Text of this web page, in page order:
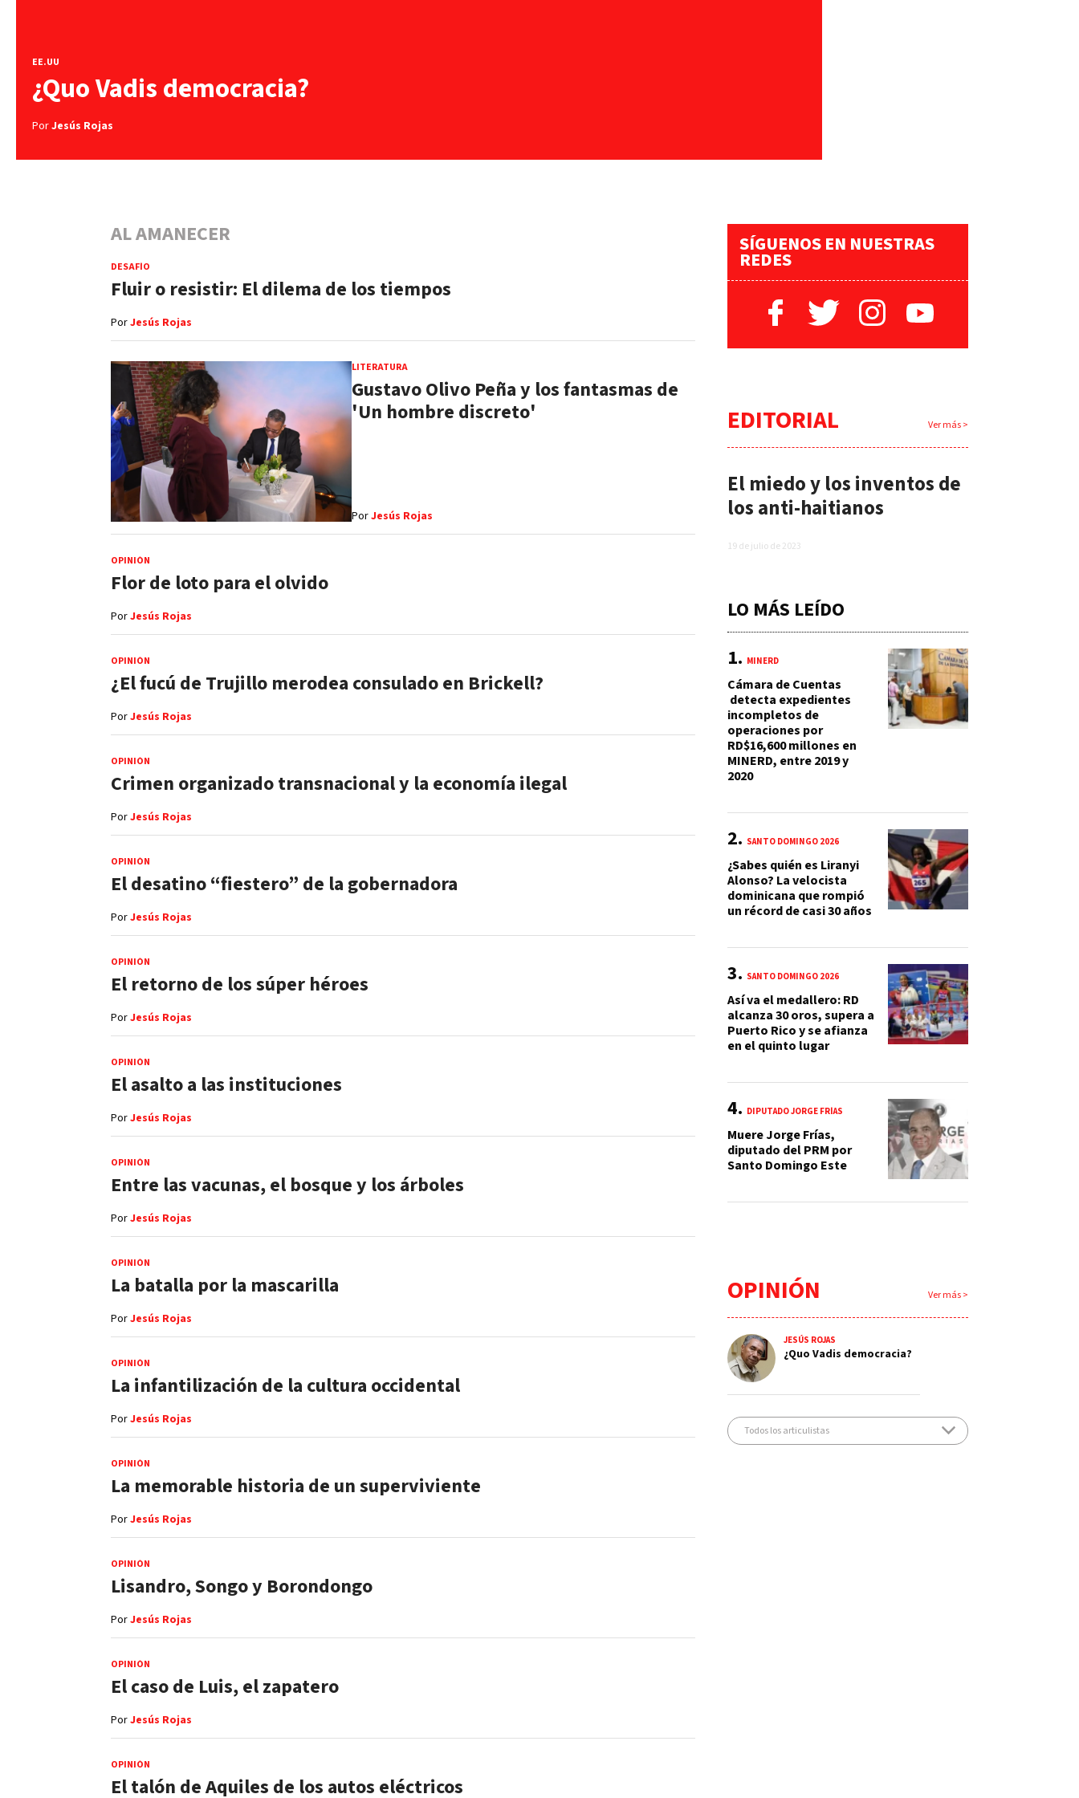
EE.UU
¿Quo Vadis democracia?
PorJesús Rojas
AL AMANECER
DESAFÍO
Fluir o resistir: El dilema de los tiempos
PorJesús Rojas
LITERATURA
Gustavo Olivo Peña y los fantasmas de
'Un hombre discreto'
PorJesús Rojas
OPINIÓN
Flor de loto para el olvido
PorJesús Rojas
OPINIÓN
¿El fucú de Trujillo merodea consulado en Brickell?
PorJesús Rojas
OPINIÓN
Crimen organizado transnacional y la economía ilegal
PorJesús Rojas
OPINIÓN
El desatino “fiestero” de la gobernadora
PorJesús Rojas
OPINIÓN
El retorno de los súper héroes
PorJesús Rojas
OPINIÓN
El asalto a las instituciones
PorJesús Rojas
OPINIÓN
Entre las vacunas, el bosque y los árboles
PorJesús Rojas
OPINIÓN
La batalla por la mascarilla
PorJesús Rojas
OPINIÓN
La infantilización de la cultura occidental
PorJesús Rojas
OPINIÓN
La memorable historia de un superviviente
PorJesús Rojas
OPINIÓN
Lisandro, Songo y Borondongo
PorJesús Rojas
OPINIÓN
El caso de Luis, el zapatero
PorJesús Rojas
OPINIÓN
El talón de Aquiles de los autos eléctricos
SÍGUENOS EN NUESTRAS
REDES
EDITORIAL Ver más >
El miedo y los inventos de
los anti-haitianos
19 de julio de 2023
LO MÁS LEÍDO
MINERD
Cámara de Cuentas
detecta expedientes
incompletos de
operaciones por
RD$16,600 millones en
MINERD, entre 2019 y
2020
SANTO DOMINGO 2026
¿Sabes quién es Liranyi
Alonso? La velocista
dominicana que rompió
un récord de casi 30 años
SANTO DOMINGO 2026
Así va el medallero: RD
alcanza 30 oros, supera a
Puerto Rico y se afianza
en el quinto lugar
DIPUTADO JORGE FRÍAS
Muere Jorge Frías,
diputado del PRM por
Santo Domingo Este
OPINIÓN Ver más >
JESÚS ROJAS
¿Quo Vadis democracia?